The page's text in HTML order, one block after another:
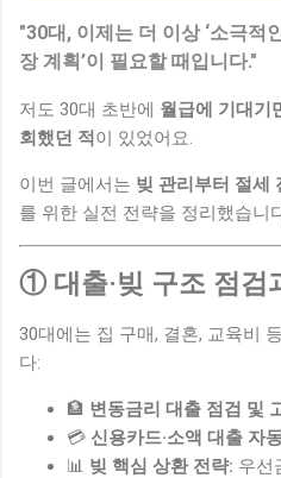
"30대, 이제는 더 이상 ‘소극적
장 계획’이 필요할 때입니다."
저도 30대 초반에 월급에 기대기
회했던 적 이 있었어요.
이번 글에서는 빚 관리부터 절세
를 위한 실전 전략을 정리했습니
① 대출·빚 구조 점검
30대에는 집 구매, 결혼, 교육비
다:
🏦 변동금리 대출 점검 및
💳 신용카드·소액 대출 자
📊 빚 핵심 상환 전략: 우선